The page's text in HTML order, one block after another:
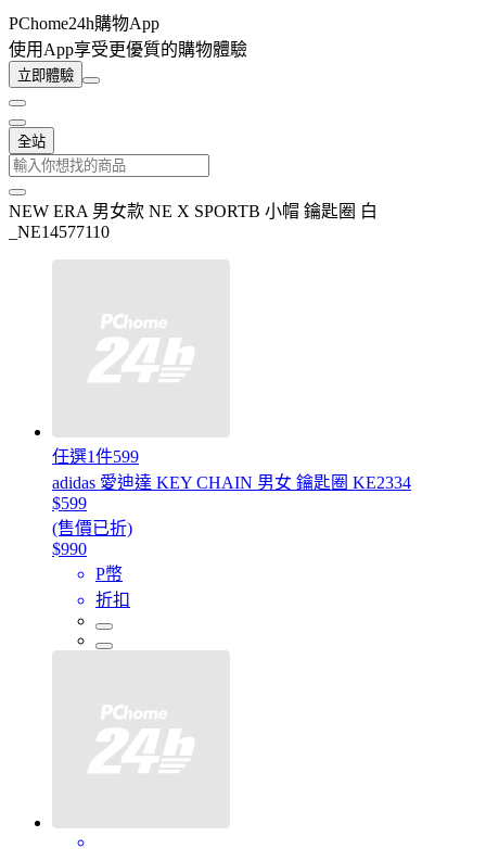
PChome24h購物App
使用App享受更優質的購物體驗
立即體驗
全站
NEW ERA 男女款 NE X SPORTB 小帽 鑰匙圈 白
_NE14577110
任選1件599
adidas 愛迪達 KEY CHAIN 男女 鑰匙圈 KE2334
$599
(售價已折)
$990
P幣
折扣